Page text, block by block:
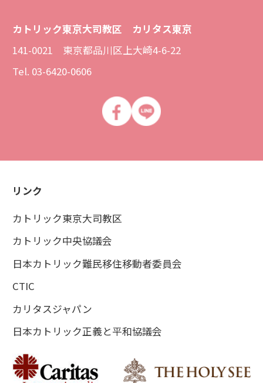
カトリック東京大司教区 カリタス東京
141-0021 東京都品川区上大崎4-6-22
Tel. 03-6420-0606
リンク
カトリック東京大司教区
カトリック中央協議会
日本カトリック難民移住移動者委員会
CTIC
カリタスジャパン
日本カトリック正義と平和協議会